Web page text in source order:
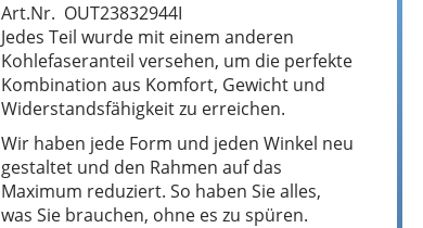
Art.Nr. OUT23832944I
Jedes Teil wurde mit einem anderen
Kohlefaseranteil versehen, um die perfekte
Kombination aus Komfort, Gewicht und
Widerstandsfähigkeit zu erreichen.
Wir haben jede Form und jeden Winkel neu
gestaltet und den Rahmen auf das
Maximum reduziert. So haben Sie alles,
was Sie brauchen, ohne es zu spüren.